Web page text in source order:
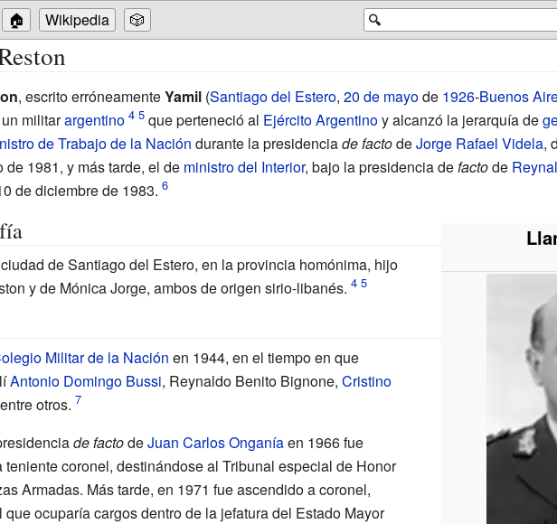
🔍
🏠 Wikipedia 🎲
, escrito erróneamenteYamil(Santiago del Estero, 20 de mayode 1926-Buenos
militarargentino que perteneció al Ejército Argentinoy alcanzó la jerarquía de
de Trabajo de la Nación durante la presidenciade factodeJorge Rafael Videla,
de 1981, y más tarde, el de ministro del Interior, bajo la presidencia de factode
de diciembre de 1983.
de Santiago del Estero, en la provincia homónima, hijo
y de Mónica Jorge, ambos de origen sirio-libanés.
Militar de la Nación en 1944, en el tiempo en que
Antonio Domingo Bussi, Reynaldo Benito Bignone, Cristino
otros.
de factodeJuan Carlos Onganíaen 1966 fue
teniente coronel, destinándose al Tribunal especial de Honor
Armadas. Más tarde, en 1971 fue ascendido a coronel,
que ocuparía cargos dentro de la jefatura del Estado Mayor